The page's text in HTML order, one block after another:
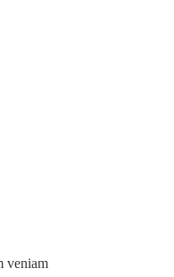
veniam